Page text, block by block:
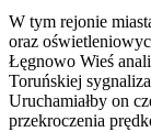
W tym rejonie
oraz
Łęgnowo Wieś
Toruńskiej
Uruchamiałby on
przekroczenia